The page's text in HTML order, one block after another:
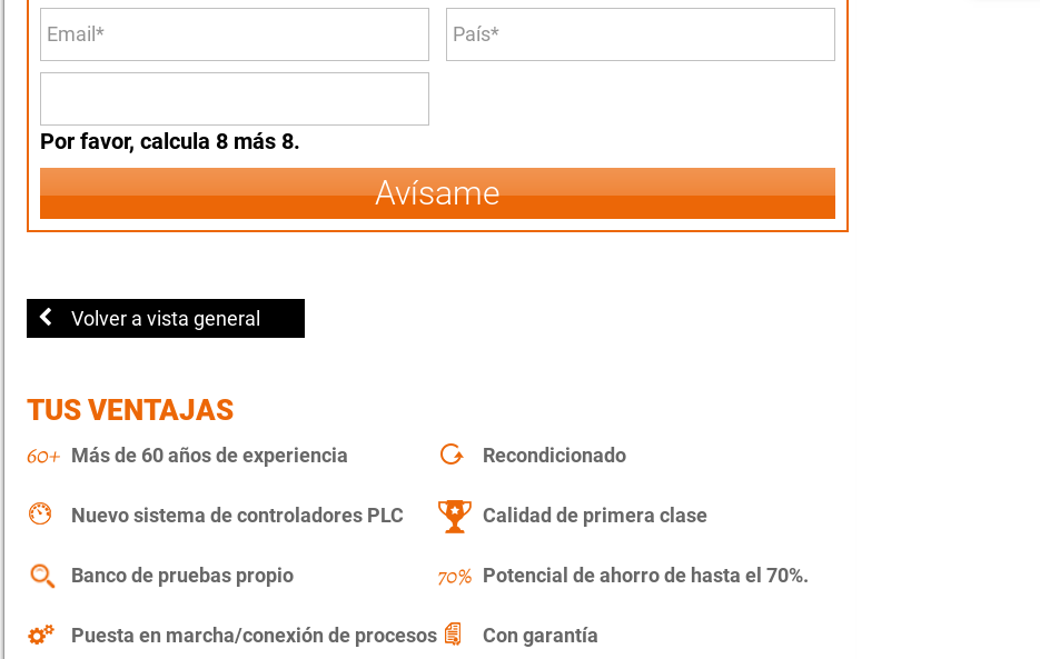
Por favor, calcula 8 más 8.
Avísame
Volver a vista general
TUS VENTAJAS
Más de 60 años de experiencia Recondicionado
Nuevo sistema de controladores PLC Calidad de primera clase
Banco de pruebas propio Potencial de ahorro de hasta el 70%.
Puesta en marcha/conexión de procesos Con garantía